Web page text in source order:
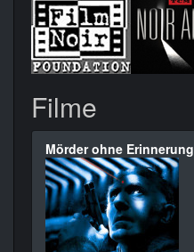
Filme
Mörder ohne Erinnerung